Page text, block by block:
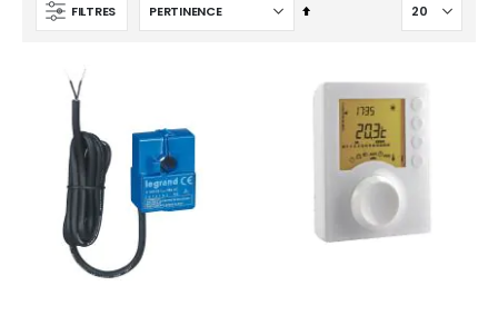
FILTRES
Par